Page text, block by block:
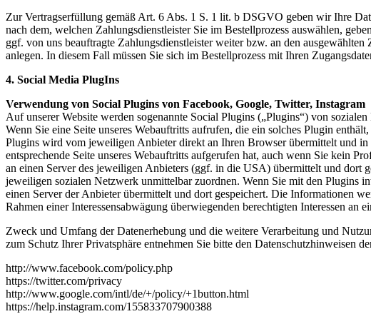
Zur Vertragserfüllung gemäß Art. 6 Abs. 1 S. 1 lit. b DSGVO geben wir Ihre
nach dem, welchen Zahlungsdienstleister Sie im Bestellprozess auswählen,
ggf. von uns beauftragte Zahlungsdienstleister weiter bzw. an den
anlegen. In diesem Fall müssen Sie sich im Bestellprozess mit Ihren
4. Social Media PlugIns
Verwendung von Social Plugins von Facebook, Google, Twitter, Instagram
Auf unserer Website werden sogenannte Social Plugins („Plugins“) von
Wenn Sie eine Seite unseres Webauftritts aufrufen, die ein solches Plugin
Plugins wird vom jeweiligen Anbieter direkt an Ihren Browser übermittelt und
entsprechende Seite unseres Webauftritts aufgerufen hat, auch wenn Sie kein
an einen Server des jeweiligen Anbieters (ggf. in die USA) übermittelt und dort
jeweiligen sozialen Netzwerk unmittelbar zuordnen. Wenn Sie mit den Plugins
einen Server der Anbieter übermittelt und dort gespeichert. Die Informationen
Rahmen einer Interessensabwägung überwiegenden berechtigten Interessen
Zweck und Umfang der Datenerhebung und die weitere Verarbeitung und
zum Schutz Ihrer Privatsphäre entnehmen Sie bitte den Datenschutzhinweisen
http://www.facebook.com/policy.php
https://twitter.com/privacy
http://www.google.com/intl/de/+/policy/+1button.html
https://help.instagram.com/155833707900388